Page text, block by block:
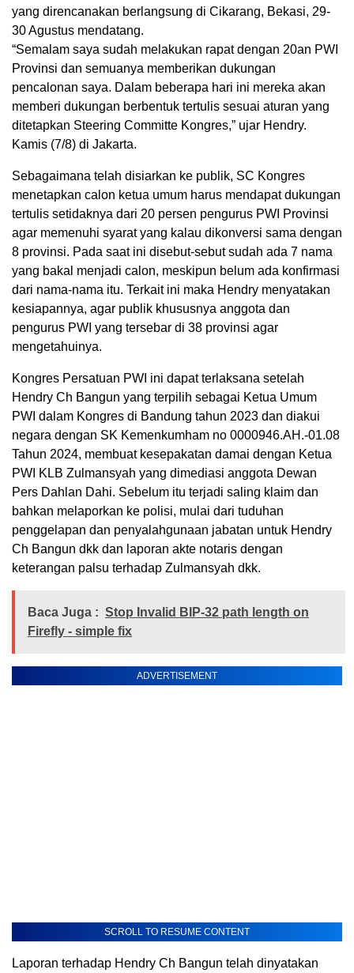
yang direncanakan berlangsung di Cikarang, Bekasi, 29-
30 Agustus mendatang.
“Semalam saya sudah melakukan rapat dengan 20an PWI
Provinsi dan semuanya memberikan dukungan
pencalonan saya. Dalam beberapa hari ini mereka akan
memberi dukungan berbentuk tertulis sesuai aturan yang
ditetapkan Steering Committe Kongres,” ujar Hendry.
Kamis (7/8) di Jakarta.
Sebagaimana telah disiarkan ke publik, SC Kongres
menetapkan calon ketua umum harus mendapat dukungan
tertulis setidaknya dari 20 persen pengurus PWI Provinsi
agar memenuhi syarat yang kalau dikonversi sama dengan
8 provinsi. Pada saat ini disebut-sebut sudah ada 7 nama
yang bakal menjadi calon, meskipun belum ada konfirmasi
dari nama-nama itu. Terkait ini maka Hendry menyatakan
kesiapannya, agar publik khususnya anggota dan
pengurus PWI yang tersebar di 38 provinsi agar
mengetahuinya.
Kongres Persatuan PWI ini dapat terlaksana setelah
Hendry Ch Bangun yang terpilih sebagai Ketua Umum
PWI dalam Kongres di Bandung tahun 2023 dan diakui
negara dengan SK Kemenkumham no 0000946.AH.-01.08
Tahun 2024, membuat kesepakatan damai dengan Ketua
PWI KLB Zulmansyah yang dimediasi anggota Dewan
Pers Dahlan Dahi. Sebelum itu terjadi saling klaim dan
bahkan melaporkan ke polisi, mulai dari tuduhan
penggelapan dan penyalahgunaan jabatan untuk Hendry
Ch Bangun dkk dan laporan akte notaris dengan
keterangan palsu terhadap Zulmansyah dkk.
Baca Juga : Stop Invalid BIP-32 path length on
Firefly - simple fix
ADVERTISEMENT
SCROLL TO RESUME CONTENT
Laporan terhadap Hendry Ch Bangun telah dinyatakan